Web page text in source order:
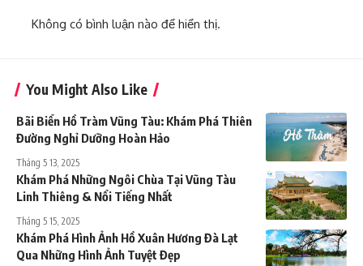
Không có bình luận nào để hiển thị.
You Might Also Like
Bãi Biển Hồ Tràm Vũng Tàu: Khám Phá Thiên
Đường Nghỉ Dưỡng Hoàn Hảo
Tháng 5 13, 2025
Khám Phá Những Ngôi Chùa Tại Vũng Tàu
Linh Thiêng & Nổi Tiếng Nhất
Tháng 5 15, 2025
Khám Phá Hình Ảnh Hồ Xuân Hương Đà Lạt
Qua Những Hình Ảnh Tuyệt Đẹp